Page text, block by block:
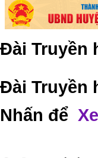
Đài Truyền
Đài Truyền
Nhấn để